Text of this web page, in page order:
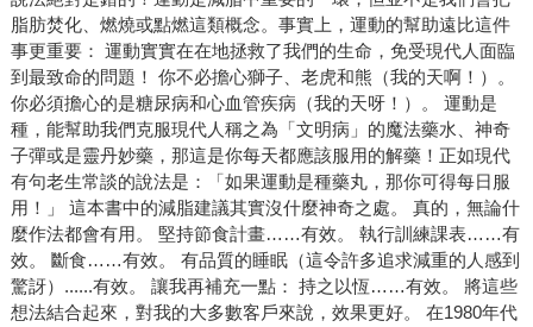
脂肪焚化、燃燒或點燃這類概念。事實上，運動的幫助遠比這件
事更重要： 運動實實在在地拯救了我們的生命，免受現代人面臨
到最致命的問題！ 你不必擔心獅子、老虎和熊（我的天啊！）。
你必須擔心的是糖尿病和心血管疾病（我的天呀！）。 運動是
種，能幫助我們克服現代人稱之為「文明病」的魔法藥水、神奇
子彈或是靈丹妙藥，那這是你每天都應該服用的解藥！正如現代
有句老生常談的說法是：「如果運動是種藥丸，那你可得每日服
用！」 這本書中的減脂建議其實沒什麼神奇之處。 真的，無論什
麼作法都會有用。 堅持節食計畫……有效。 執行訓練課表……有
效。 斷食……有效。 有品質的睡眠（這令許多追求減重的人感到
驚訝）......有效。 讓我再補充一點： 持之以恆……有效。 將這些
想法結合起來，對我的大多數客戶來說，效果更好。 在1980年代